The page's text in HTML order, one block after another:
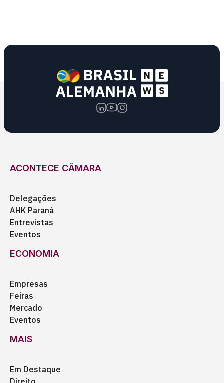
ACONTECE CÂMARA
Delegações
AHK Paraná
Entrevistas
Eventos
ECONOMIA
Empresas
Feiras
Mercado
Eventos
MAIS
Em Destaque